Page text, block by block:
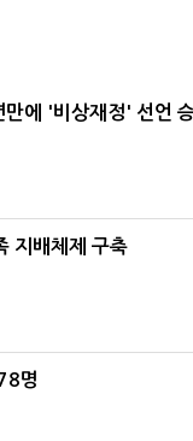
에 '비상재정' 선언
지배체제 구축
명